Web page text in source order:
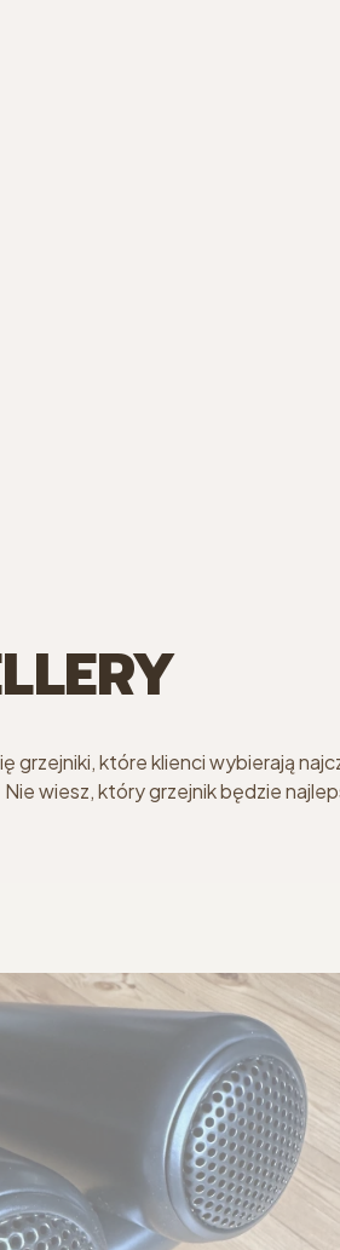
grzejniki, które klienci wybierają
wiesz, który grzejnik będzie